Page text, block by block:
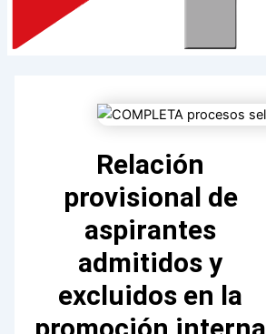
Relación
provisional de
aspirantes
admitidos y
excluidos en la